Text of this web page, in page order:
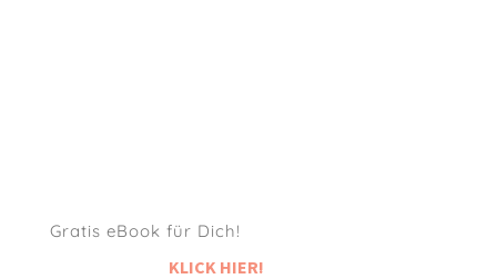
Gratis eBook für Dich!
KLICK HIER!